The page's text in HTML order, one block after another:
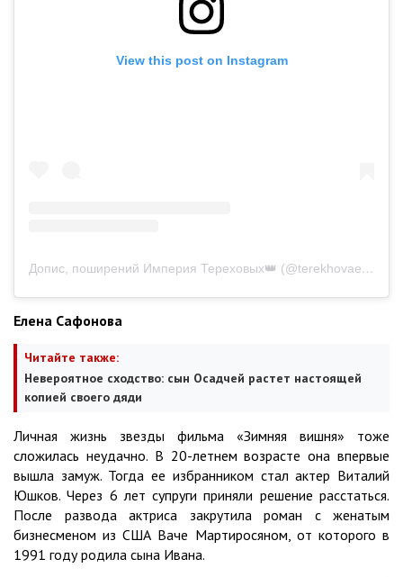
View this post on Instagram
Допис, поширений Империя Тереховых👑 (@terekhovaempire)
Елена Сафонова
Читайте также:
Невероятное сходство: сын Осадчей растет настоящей
копией своего дяди
Личная жизнь звезды фильма «Зимняя вишня» тоже
сложилась неудачно. В 20-летнем возрасте она впервые
вышла замуж. Тогда ее избранником стал актер Виталий
Юшков. Через 6 лет супруги приняли решение расстаться.
После развода актриса закрутила роман с женатым
бизнесменом из США Ваче Мартиросяном, от которого в
1991 году родила сына Ивана.